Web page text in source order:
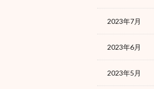
2023年7月
2023年6月
2023年5月